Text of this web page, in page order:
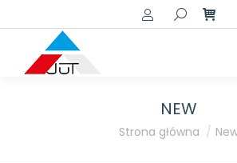
Szukaj:
NEW
Jesteś tutaj:
Strona główna